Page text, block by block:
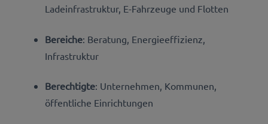
Ladeinfrastruktur, E-Fahrzeuge und Flotten
Bereiche: Beratung, Energieeffizienz,
Infrastruktur
Berechtigte: Unternehmen, Kommunen,
öffentliche Einrichtungen